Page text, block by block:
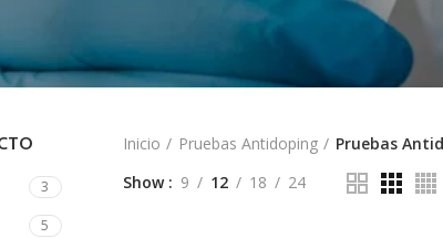
3
5
Inicio Pruebas Antidoping
Pruebas
Show
9 12 18 24